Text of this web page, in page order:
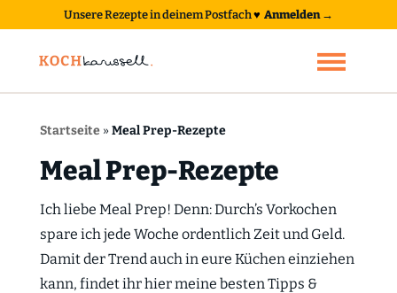
Unsere Rezepte in deinem Postfach♥ Anmelden →
Startseite»Meal Prep-Rezepte
Meal Prep-Rezepte
Ich liebe Meal Prep! Denn: Durch’s Vorkochen
spare ich jede Woche ordentlich Zeit und Geld.
Damit der Trend auch in eure Küchen einziehen
kann, findet ihr hier meine besten Tipps &